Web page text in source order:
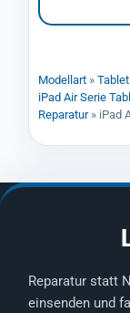
Modellart »
iPad Air Serie
Reparatur» iPad
Reparatur statt
einsenden und